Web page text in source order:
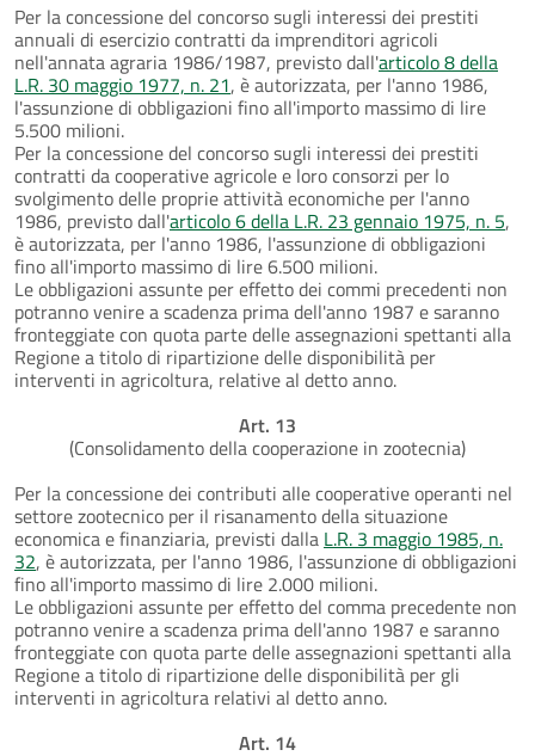
Per la concessione del concorso sugli interessi dei prestiti
annuali di esercizio contratti da imprenditori agricoli
nell'annata agraria 1986/1987, previsto dall'articolo 8 della
L.R. 30 maggio 1977, n. 21, è autorizzata, per l'anno 1986,
l'assunzione di obbligazioni fino all'importo massimo di lire
5.500 milioni.
Per la concessione del concorso sugli interessi dei prestiti
contratti da cooperative agricole e loro consorzi per lo
svolgimento delle proprie attività economiche per l'anno
1986, previsto dall'articolo 6 della L.R. 23 gennaio 1975, n. 5,
è autorizzata, per l'anno 1986, l'assunzione di obbligazioni
fino all'importo massimo di lire 6.500 milioni.
Le obbligazioni assunte per effetto dei commi precedenti non
potranno venire a scadenza prima dell'anno 1987 e saranno
fronteggiate con quota parte delle assegnazioni spettanti alla
Regione a titolo di ripartizione delle disponibilità per
interventi in agricoltura, relative al detto anno.
Art. 13
(Consolidamento della cooperazione in zootecnia)
Per la concessione dei contributi alle cooperative operanti nel
settore zootecnico per il risanamento della situazione
economica e finanziaria, previsti dalla L.R. 3 maggio 1985, n.
32, è autorizzata, per l'anno 1986, l'assunzione di obbligazioni
fino all'importo massimo di lire 2.000 milioni.
Le obbligazioni assunte per effetto del comma precedente non
potranno venire a scadenza prima dell'anno 1987 e saranno
fronteggiate con quota parte delle assegnazioni spettanti alla
Regione a titolo di ripartizione delle disponibilità per gli
interventi in agricoltura relativi al detto anno.
Art. 14